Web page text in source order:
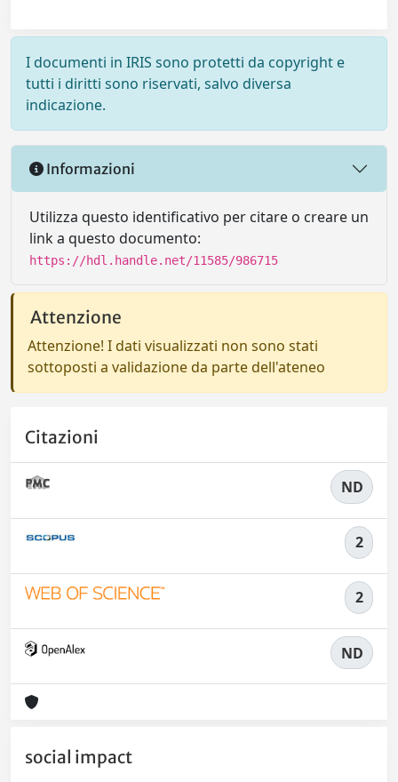
I documenti in IRIS sono protetti da copyright e
tutti i diritti sono riservati, salvo diversa
indicazione.
Informazioni
Utilizza questo identificativo per citare o creare un
link a questo documento:
https://hdl.handle.net/11585/986715
Attenzione
Attenzione! I dati visualizzati non sono stati
sottoposti a validazione da parte dell'ateneo
Citazioni
ND
2
2
ND
social impact